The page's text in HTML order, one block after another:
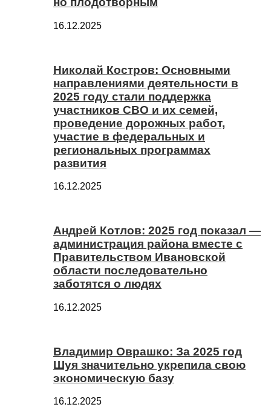
16.12.2025
Николай Костров: Основными
направлениями деятельности в
2025 году стали поддержка
участников СВО и их семей,
проведение дорожных работ,
участие в федеральных и
региональных программах
развития
16.12.2025
Андрей Котлов: 2025 год показал —
администрация района вместе с
Правительством Ивановской
области последовательно
заботятся о людях
16.12.2025
Владимир Оврашко: За 2025 год
Шуя значительно укрепила свою
экономическую базу
16.12.2025